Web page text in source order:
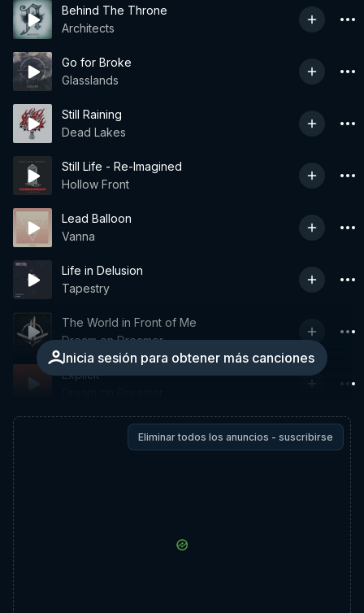
Behind The Throne
Architects
Go for Broke
Glasslands
Still Raining
Dead Lakes
Still Life - Re-Imagined
Hollow Front
Lead Balloon
Vanna
Life in Delusion
Tapestry
Inicia sesión para obtener más canciones
The World in Front of Me
Dream on Dreamer
Explicit
Eliminar todos los anuncios - suscribirse